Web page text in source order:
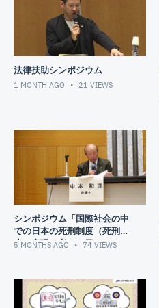
法律扶助シンポジウム
1 MONTH AGO 21 VIEWS
シンポジウム「国際社会の中
での日本の死刑制度（死刑廃
止の実現を考える日２０２
5 MONTHS AGO 74 VIEWS